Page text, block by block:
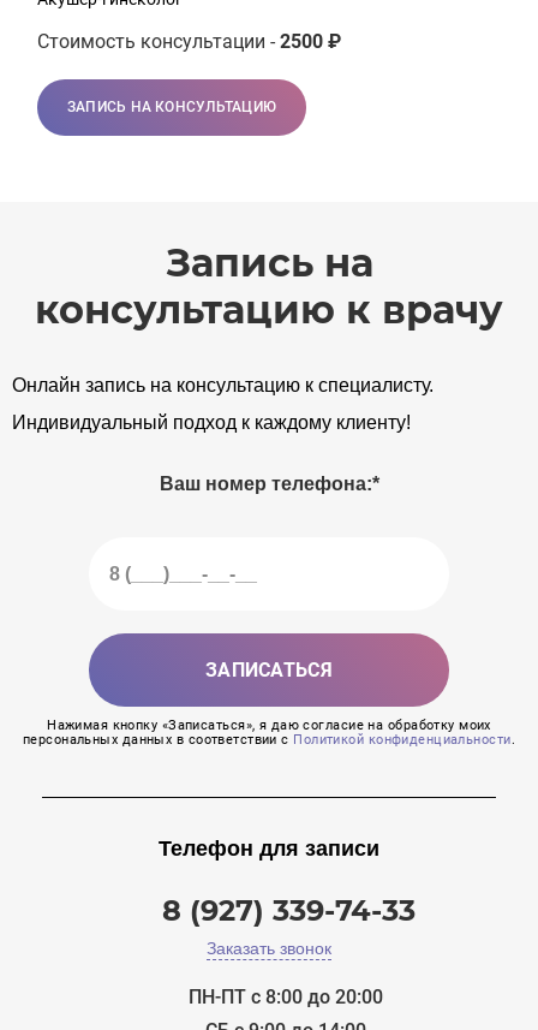
Стоимость консультации - 2500 ₽
ЗАПИСЬ НА КОНСУЛЬТАЦИЮ
Запись на
консультацию к врачу
Онлайн запись на консультацию к специалисту.
Индивидуальный подход к каждому клиенту!
Ваш номер телефона:*
ЗАПИСАТЬСЯ
Нажимая кнопку «Записаться», я даю согласие на обработку моих
персональных данных в соответствии с Политикой конфиденциальности.
Телефон для записи
8 (927) 339-74-33
Заказать звонок
ПН-ПТ с 8:00 до 20:00